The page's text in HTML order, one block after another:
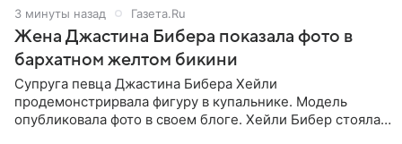
3 минуты назад Газета.Ru
Жена Джастина Бибера показала фото в
бархатном желтом бикини
Супруга певца Джастина Бибера Хейли
продемонстрирвала фигуру в купальнике. Модель
опубликовала фото в своем блоге. Хейли Бибер стояла